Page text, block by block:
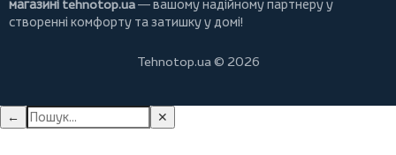
магазині tehnotop.ua— вашому надійному партнеру у
створенні комфорту та затишку у домі!
Tehnotop.ua © 2026
← ✕